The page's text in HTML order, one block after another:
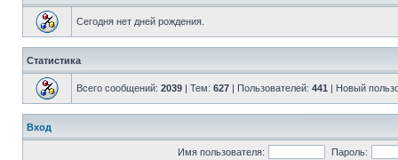
Сегодня нет дней рождения.
Статистика
Всего сообщений: 2039 | Тем: 627 | Пользователей: 441 | Новый
Вход
Имя пользователя: Пароль: